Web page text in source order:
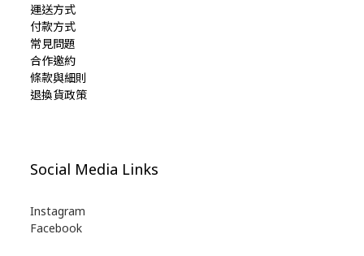
運送方式
付款方式
常見問題
合作邀約
條款與細則
退換貨政策
Social Media Links
Instagram
Facebook